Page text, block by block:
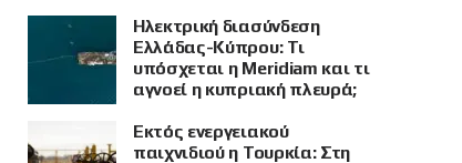
Ηλεκτρική διασύνδεση
Ελλάδας-Κύπρου: Τι
υπόσχεται η Meridiam και τι
αγνοεί η κυπριακή πλευρά;
Εκτός ενεργειακού
παιχνιδιού η Τουρκία: Στη